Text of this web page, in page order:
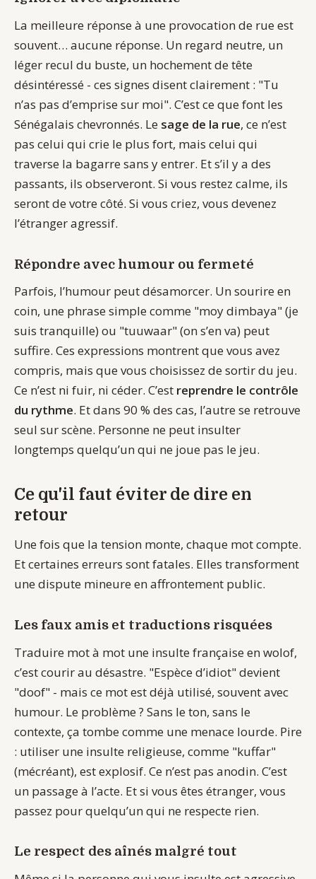
La meilleure réponse à une provocation de rue est
souvent… aucune réponse. Un regard neutre, un
léger recul du buste, un hochement de tête
désintéressé - ces signes disent clairement : "Tu
n’as pas d’emprise sur moi". C’est ce que font les
Sénégalais chevronnés. Le sage de la rue, ce n’est
pas celui qui crie le plus fort, mais celui qui
traverse la bagarre sans y entrer. Et s’il y a des
passants, ils observeront. Si vous restez calme, ils
seront de votre côté. Si vous criez, vous devenez
l’étranger agressif.
Répondre avec humour ou fermeté
Parfois, l’humour peut désamorcer. Un sourire en
coin, une phrase simple comme "moy dimbaya" (je
suis tranquille) ou "tuuwaar" (on s’en va) peut
suffire. Ces expressions montrent que vous avez
compris, mais que vous choisissez de sortir du jeu.
Ce n’est ni fuir, ni céder. C’est reprendre le contrôle
du rythme. Et dans 90 % des cas, l’autre se retrouve
seul sur scène. Personne ne peut insulter
longtemps quelqu’un qui ne joue pas le jeu.
Ce qu'il faut éviter de dire en
retour
Une fois que la tension monte, chaque mot compte.
Et certaines erreurs sont fatales. Elles transforment
une dispute mineure en affrontement public.
Les faux amis et traductions risquées
Traduire mot à mot une insulte française en wolof,
c’est courir au désastre. "Espèce d’idiot" devient
"doof" - mais ce mot est déjà utilisé, souvent avec
humour. Le problème ? Sans le ton, sans le
contexte, ça tombe comme une menace lourde. Pire
: utiliser une insulte religieuse, comme "kuffar"
(mécréant), est explosif. Ce n’est pas anodin. C’est
un passage à l’acte. Et si vous êtes étranger, vous
passez pour quelqu’un qui ne respecte rien.
Le respect des aînés malgré tout